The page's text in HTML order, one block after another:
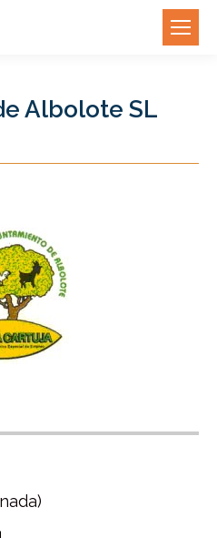
Albolote SL